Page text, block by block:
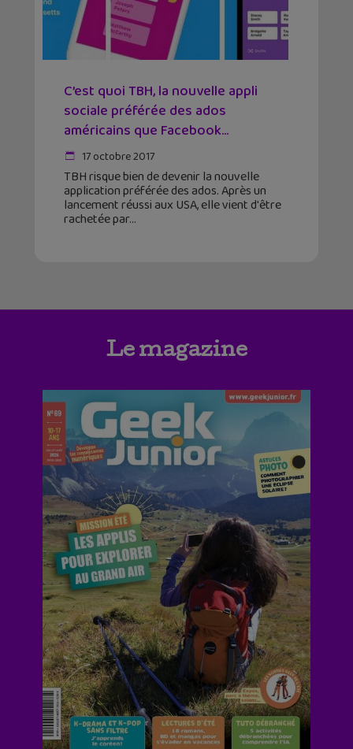
C’est quoi TBH, la nouvelle appli
sociale préférée des ados
américains que Facebook...
17 octobre 2017
TBH risque bien de devenir la nouvelle
application préférée des ados. Après un
lancement réussi aux USA, elle vient d'être
rachetée par
Le magazine